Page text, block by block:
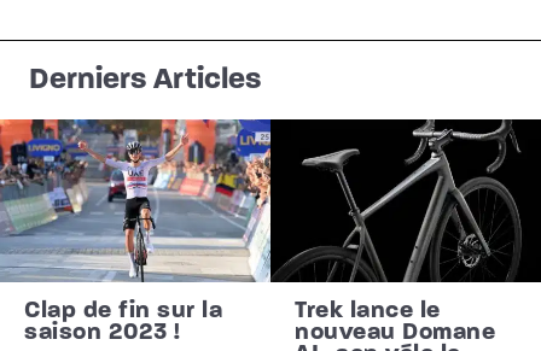
Derniers Articles
Clap de fin sur la
saison 2023 !
Trek lance le
nouveau Domane